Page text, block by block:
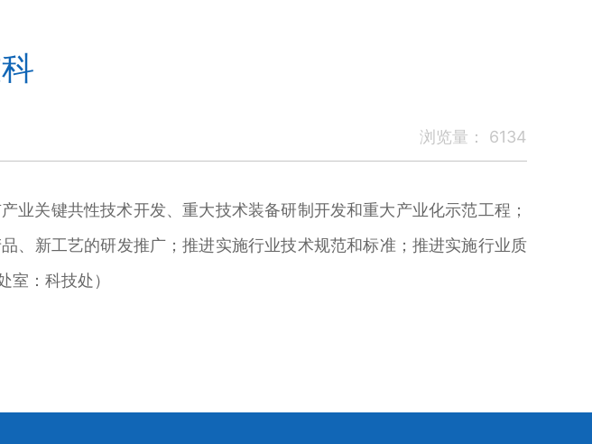
浏览量： 6134
关键共性技术开发、重大技术装备研制开发和重大产业化示范工程；
、新工艺的研发推广；推进实施行业技术规范和标准；推进实施行业质
：科技处）